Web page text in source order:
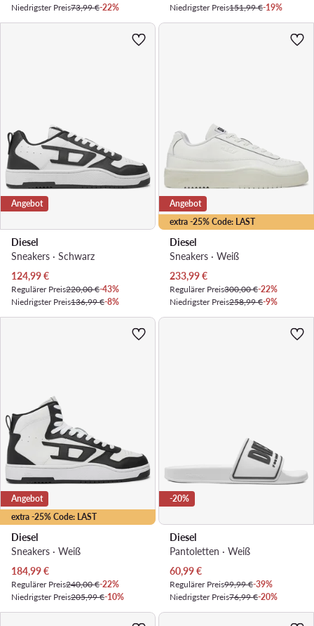
Niedrigster Preis73,99 €-22% Niedrigster Preis151,99 €-19%
Angebot
Diesel
Sneakers · Schwarz
Aktueller Preis
124,99€
Regulärer Preis220,00 €-43%
Niedrigster Preis136,99 €-8%
extra -25% Code: LAST
Angebot
Diesel
Sneakers · Weiß
Aktueller Preis
233,99€
Regulärer Preis300,00 €-22%
Niedrigster Preis258,99 €-9%
extra -25% Code: LAST
Angebot
Diesel
Sneakers · Weiß
Aktueller Preis
184,99€
Regulärer Preis240,00 €-22%
Niedrigster Preis205,99 €-10%
-20%
Diesel
Pantoletten · Weiß
Aktueller Preis
60,99€
Regulärer Preis99,99 €-39%
Niedrigster Preis76,99 €-20%